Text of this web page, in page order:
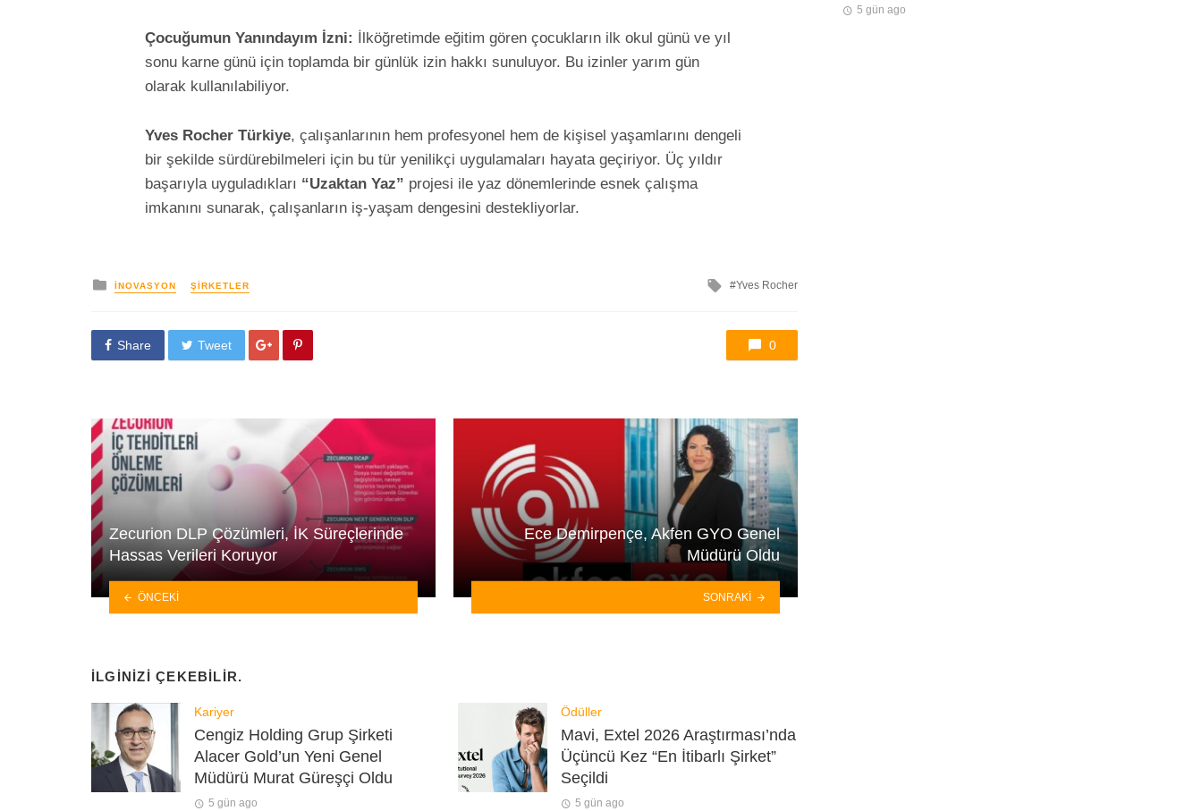
Çocuğumun Yanındayım İzni:
İlköğretimde eğitim gören çocukların ilk okul günü ve yıl
sonu karne günü için toplamda bir günlük izin hakkı sunuluyor. Bu izinler yarım gün
olarak kullanılabiliyor.
Yves Rocher Türkiye, çalışanlarının hem profesyonel hem de kişisel yaşamlarını dengeli
bir şekilde sürdürebilmeleri için bu tür yenilikçi uygulamaları hayata geçiriyor. Üç yıldır
başarıyla uyguladıkları “Uzaktan Yaz” projesi ile yaz dönemlerinde esnek çalışma
imkanını sunarak, çalışanların iş-yaşam dengesini destekliyorlar.
yayınlanan
İNOVASYON ŞIRKETLER
ileYves Rocher
Share Tweet 0
Zecurion DLP Çözümleri, İK Süreçlerinde
Hassas Verileri Koruyor
ÖNCEKI
Ece Demirpençe, Akfen GYO Genel
Müdürü Oldu
SONRAKI
İLGINIZI ÇEKEBILIR.
Kariyer
Cengiz Holding Grup Şirketi
Alacer Gold’un Yeni Genel
Müdürü Murat Güreşçi Oldu
5 gün ago
Ödüller
Mavi, Extel 2026 Araştırması’nda
Üçüncü Kez “En İtibarlı Şirket”
Seçildi
5 gün ago
5 gün ago